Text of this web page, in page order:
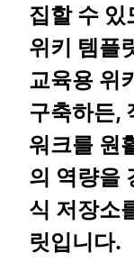
집할 수
위키 템플
교육용 위
구축하든,
워크를 원
의 역량을
식 저장소
릿입니다.